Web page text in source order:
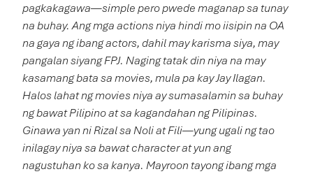
pagkakagawa—simple pero pwede maganap sa tunay
na buhay. Ang mga actions niya hindi mo iisipin na OA
na gaya ng ibang actors, dahil may karisma siya, may
pangalan siyang FPJ. Naging tatak din niya na may
kasamang bata sa movies, mula pa kay Jay Ilagan.
Halos lahat ng movies niya ay sumasalamin sa buhay
ng bawat Pilipino at sa kagandahan ng Pilipinas.
Ginawa yan ni Rizal sa Noli at Fili—yung ugali ng tao
inilagay niya sa bawat character at yun ang
nagustuhan ko sa kanya. Mayroon tayong ibang mga